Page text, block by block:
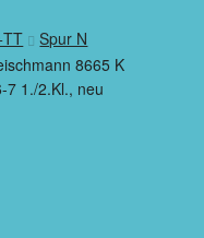
Spur N
8665 K
7 1./2.Kl., neu